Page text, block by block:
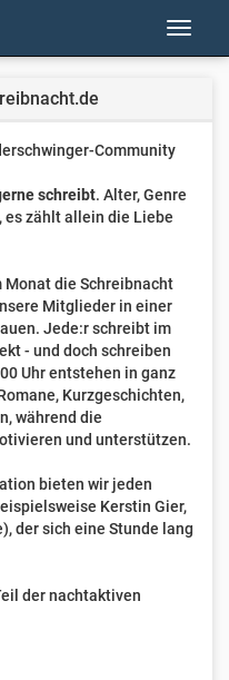
Community
schreibt. Alter, Genre
es zählt allein die Liebe
die Schreibnacht
Mitglieder in einer
Jede:r schreibt im
- und doch schreiben
Uhr entstehen in ganz
Kurzgeschichten,
während die
und unterstützen.
bieten wir jeden
Kerstin Gier,
der sich eine Stunde lang
der nachtaktiven